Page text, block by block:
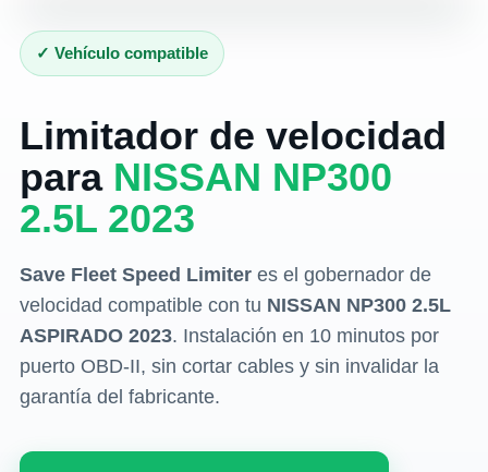
✓ Vehículo compatible
Limitador de velocidad
para NISSAN NP300
2.5L 2023
Save Fleet Speed Limiteres el gobernador de
velocidad compatible con tu NISSAN NP300 2.5L
ASPIRADO 2023. Instalación en 10 minutos por
puerto OBD-II, sin cortar cables y sin invalidar la
garantía del fabricante.